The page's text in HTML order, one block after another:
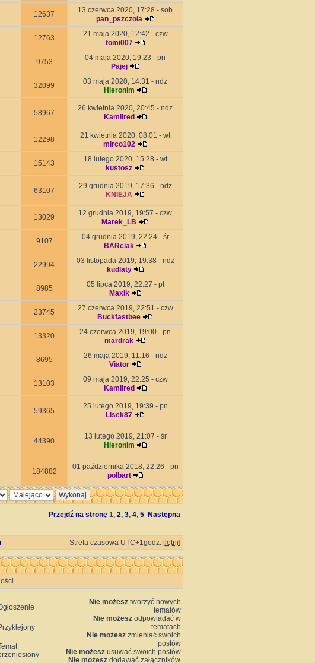
12637
13 czerwca 2020, 17:28 - sob
pan_pszczoła
12763
21 maja 2020, 12:42 - czw
tomi007
9753
04 maja 2020, 19:23 - pn
Pajej
32099
03 maja 2020, 14:31 - ndz
Hieronim
58967
26 kwietnia 2020, 20:45 - ndz
Kamilred
12298
21 kwietnia 2020, 08:01 - wt
mirco102
15143
18 lutego 2020, 15:28 - wt
kustosz
63107
29 grudnia 2019, 17:36 - ndz
KNIEJA
13029
12 grudnia 2019, 19:57 - czw
Marek_LB
9107
04 grudnia 2019, 22:24 - śr
BARciak
22994
03 listopada 2019, 19:38 - ndz
kudlaty
8985
05 lipca 2019, 22:27 - pt
Maxik
23745
27 czerwca 2019, 22:51 - czw
Buckfastbee
13320
24 czerwca 2019, 19:00 - pn
mardrak
8695
26 maja 2019, 11:16 - ndz
Viator
13103
09 maja 2019, 22:25 - czw
Kamilred
59365
25 lutego 2019, 19:39 - pn
Lisek87
44390
13 lutego 2019, 21:07 - śr
Hieronim
184882
01 października 2018, 22:26 - pn
polbart
Przejdź na stronę 1, 2, 3, 4, 5 Następna
Strefa czasowa UTC+1godz. [letni]
Nie możesz tworzyć nowych
tematów
Nie możesz odpowiadać w
tematach
Nie możesz zmieniać swoich
postów
Nie możesz usuwać swoich postów
Nie możesz dodawać załączników